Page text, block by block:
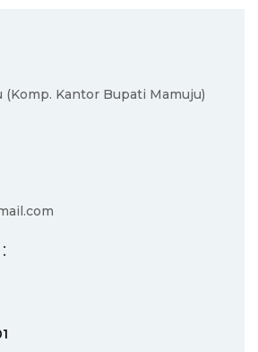
(Komp. Kantor Bupati Mamuju)